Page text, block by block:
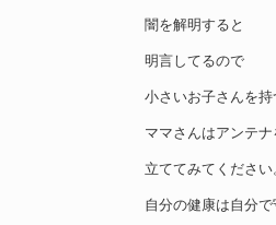
闇を解明すると
明言してるので
小さいお子さんを持
ママさんはアンテナ
立ててみてください。
自分の健康は自分